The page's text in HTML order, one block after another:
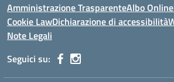
Amministrazione TrasparenteAlbo Online
Cookie LawDichiarazione di accessibilità
Note Legali
Seguici su: